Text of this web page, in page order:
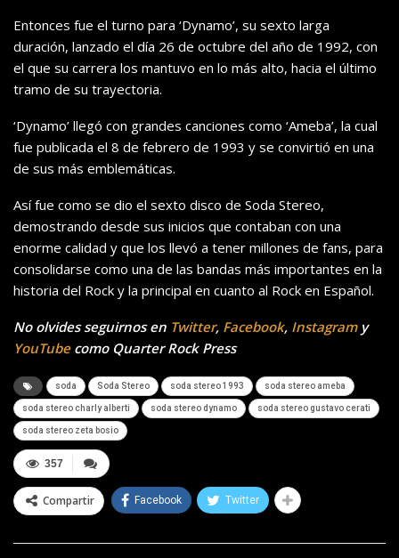
Entonces fue el turno para ‘Dynamo’, su sexto larga
duración, lanzado el día 26 de octubre del año de 1992, con
el que su carrera los mantuvo en lo más alto, hacia el último
tramo de su trayectoria.
‘Dynamo’ llegó con grandes canciones como ‘Ameba’, la cual
fue publicada el 8 de febrero de 1993 y se convirtió en una
de sus más emblemáticas.
Así fue como se dio el sexto disco de Soda Stereo,
demostrando desde sus inicios que contaban con una
enorme calidad y que los llevó a tener millones de fans, para
consolidarse como una de las bandas más importantes en la
historia del Rock y la principal en cuanto al Rock en Español.
No olvides seguirnos en Twitter, Facebook, Instagramy
YouTubecomo Quarter Rock Press
soda Soda Stereo soda stereo 1993 soda stereo ameba
soda stereo charly alberti soda stereo dynamo soda stereo gustavo cerati
soda stereo zeta bosio
357
Compartir Facebook Twitter